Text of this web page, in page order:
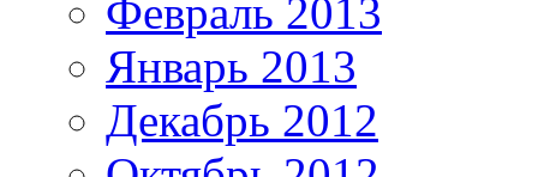
Февраль 2013
Январь 2013
Декабрь 2012